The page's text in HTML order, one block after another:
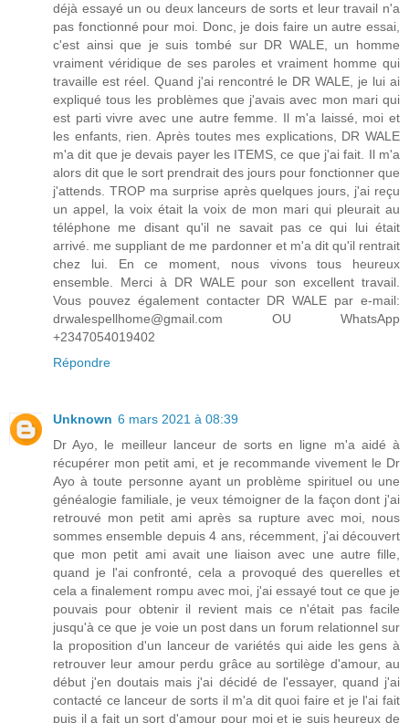
déjà essayé un ou deux lanceurs de sorts et leur travail n'a
pas fonctionné pour moi. Donc, je dois faire un autre essai,
c'est ainsi que je suis tombé sur DR WALE, un homme
vraiment véridique de ses paroles et vraiment homme qui
travaille est réel. Quand j'ai rencontré le DR WALE, je lui ai
expliqué tous les problèmes que j'avais avec mon mari qui
est parti vivre avec une autre femme. Il m'a laissé, moi et
les enfants, rien. Après toutes mes explications, DR WALE
m'a dit que je devais payer les ITEMS, ce que j'ai fait. Il m'a
alors dit que le sort prendrait des jours pour fonctionner que
j'attends. TROP ma surprise après quelques jours, j'ai reçu
un appel, la voix était la voix de mon mari qui pleurait au
téléphone me disant qu'il ne savait pas ce qui lui était
arrivé. me suppliant de me pardonner et m'a dit qu'il rentrait
chez lui. En ce moment, nous vivons tous heureux
ensemble. Merci à DR WALE pour son excellent travail.
Vous pouvez également contacter DR WALE par e-mail:
drwalespellhome@gmail.com OU WhatsApp
+2347054019402
Répondre
Unknown 6 mars 2021 à 08:39
Dr Ayo, le meilleur lanceur de sorts en ligne m'a aidé à
récupérer mon petit ami, et je recommande vivement le Dr
Ayo à toute personne ayant un problème spirituel ou une
généalogie familiale, je veux témoigner de la façon dont j'ai
retrouvé mon petit ami après sa rupture avec moi, nous
sommes ensemble depuis 4 ans, récemment, j'ai découvert
que mon petit ami avait une liaison avec une autre fille,
quand je l'ai confronté, cela a provoqué des querelles et
cela a finalement rompu avec moi, j'ai essayé tout ce que je
pouvais pour obtenir il revient mais ce n'était pas facile
jusqu'à ce que je voie un post dans un forum relationnel sur
la proposition d'un lanceur de variétés qui aide les gens à
retrouver leur amour perdu grâce au sortilège d'amour, au
début j'en doutais mais j'ai décidé de l'essayer, quand j'ai
contacté ce lanceur de sorts il m'a dit quoi faire et je l'ai fait
puis il a fait un sort d'amour pour moi et je suis heureux de